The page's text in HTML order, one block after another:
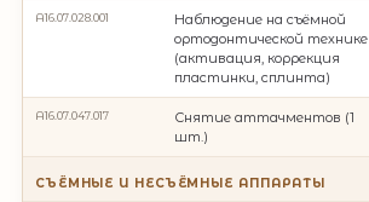
A16.07.028.001
Наблюдение на съëмной
ортодонтической технике
(активация, коррекция
пластинки, сплинта)
A16.07.047.017
Снятие аттачментов (1
шт.)
СЪЁМНЫЕ И НЕСЪЁМНЫЕ АППАРАТЫ